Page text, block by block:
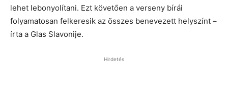
lehet lebonyolítani. Ezt követően a verseny bírái
folyamatosan felkeresik az összes benevezett helyszínt –
írta a Glas Slavonije.
Hirdetés